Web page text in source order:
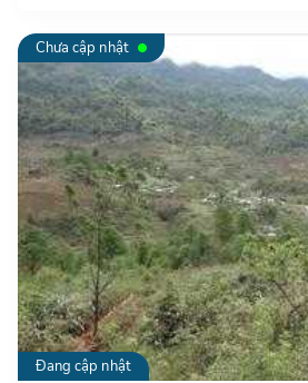
Chưa cập nhật
Đang cập nhật